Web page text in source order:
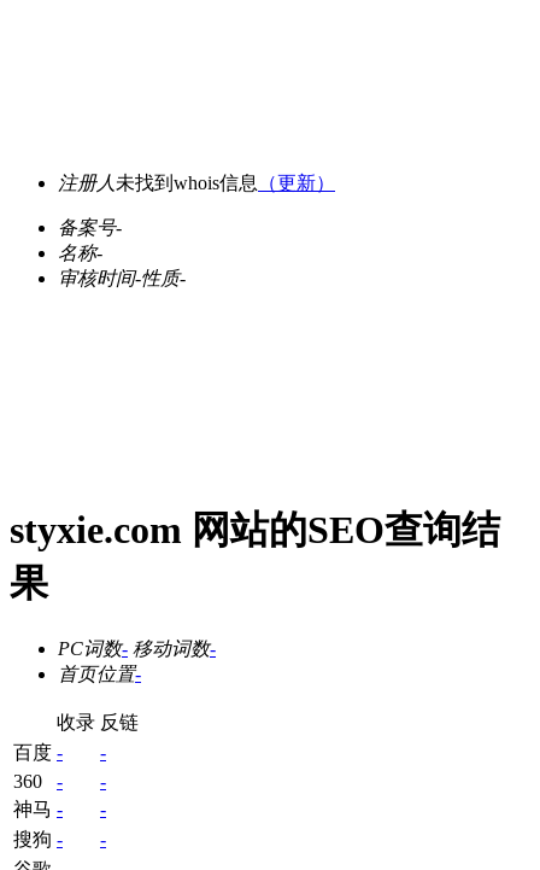
注册人 未找到whois信息 （更新）
备案号-
名称-
审核时间-性质-
styxie.com 网站的SEO查询结
果
PC词数- 移动词数-
首页位置-
收录 反链
百度 -
-
360
-
-
神马 -
-
搜狗 -
-